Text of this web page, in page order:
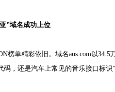
”域名成功上位
榜单精彩依旧。域名aus.com以34.5
码，还是汽车上常见的音乐接口标